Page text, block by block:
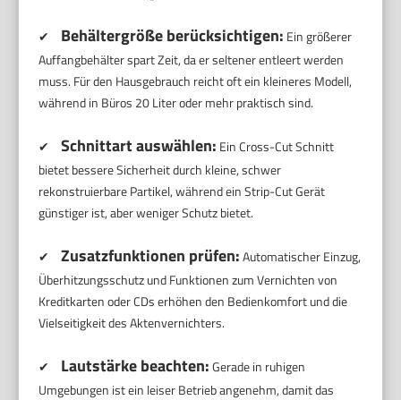
✔ Behältergröße berücksichtigen: Ein größerer
Auffangbehälter spart Zeit, da er seltener entleert werden
muss. Für den Hausgebrauch reicht oft ein kleineres Modell,
während in Büros 20 Liter oder mehr praktisch sind.
✔ Schnittart auswählen: Ein Cross-Cut Schnitt
bietet bessere Sicherheit durch kleine, schwer
rekonstruierbare Partikel, während ein Strip-Cut Gerät
günstiger ist, aber weniger Schutz bietet.
✔ Zusatzfunktionen prüfen:Automatischer Einzug,
Überhitzungsschutz und Funktionen zum Vernichten von
Kreditkarten oder CDs erhöhen den Bedienkomfort und die
Vielseitigkeit des Aktenvernichters.
✔ Lautstärke beachten:Gerade in ruhigen
Umgebungen ist ein leiser Betrieb angenehm, damit das